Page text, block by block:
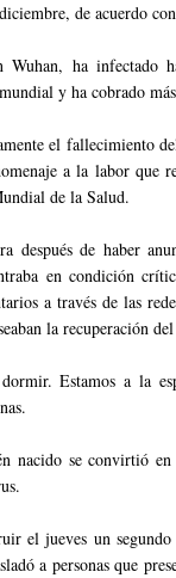
de acuerdo
ha infectado
y ha cobrado
el fallecimiento
a la labor que
de la Salud.
después de haber
en condición
a través de las
la recuperación
Estamos a la
nacido se convirtió
el jueves un
a personas que